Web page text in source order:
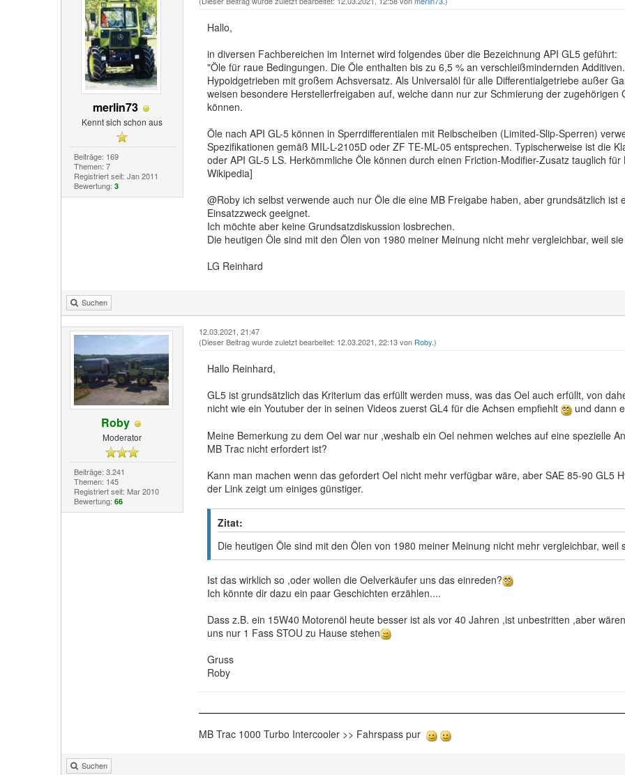
merlin73
Kennt sich schon aus
Beiträge: 169
Themen: 7
Registriert seit: Jan 2011
Bewertung: 3
Hallo,
in diversen Fachbereichen im Internet wird folgendes über die Bezeichnung API GL5 geführt:
"Öle für raue Bedingungen. Die Öle enthalten bis zu 6,5 % an verschleißmindernden
Hypoidgetrieben mit großem Achsversatz. Als Universalöl für alle Differentialgetriebe außer
weisen besondere Herstellerfreigaben auf, welche dann nur zur Schmierung der
können.
Öle nach API GL-5 können in Sperrdifferentialen mit Reibscheiben (Limited-Slip-Sperren)
Spezifikationen gemäß MIL-L-2105D oder ZF TE-ML-05 entsprechen. Typischerweise ist die
oder API GL-5 LS. Herkömmliche Öle können durch einen Friction-Modifier-Zusatz tauglich
Wikipedia]
@Roby ich selbst verwende auch nur Öle die eine MB Freigabe haben, aber grundsätzlich ist
Einsatzzweck geeignet.
Ich möchte aber keine Grundsatzdiskussion losbrechen.
Die heutigen Öle sind mit den Ölen von 1980 meiner Meinung nicht mehr vergleichbar, weil
LG Reinhard
Suchen
Roby
Moderator
Beiträge: 3.241
Themen: 145
Registriert seit: Mar 2010
Bewertung: 66
12.03.2021, 21:47
(Dieser Beitrag wurde zuletzt bearbeitet: 12.03.2021, 22:13 von Roby.)
Hallo Reinhard,
GL5 ist grundsätzlich das Kriterium das erfüllt werden muss, was das Oel auch erfüllt, von
nicht wie ein Youtuber der in seinen Videos zuerst GL4 für die Achsen empfiehlt
und dann
Meine Bemerkung zu dem Oel war nur ,weshalb ein Oel nehmen welches auf eine spezielle
MB Trac nicht erfordert ist?
Kann man machen wenn das gefordert Oel nicht mehr verfügbar wäre, aber SAE 85-90 GL5
der Link zeigt um einiges günstiger.
Zitat:
Die heutigen Öle sind mit den Ölen von 1980 meiner Meinung nicht mehr vergleichbar, weil
Ist das wirklich so ,oder wollen die Oelverkäufer uns das einreden?
Ich könnte dir dazu ein paar Geschichten erzählen....
Dass z.B. ein 15W40 Motorenöl heute besser ist als vor 40 Jahren ,ist unbestritten ,aber
uns nur 1 Fass STOU zu Hause stehen
Gruss
Roby
MB Trac 1000 Turbo Intercooler >> Fahrspass pur
Suchen